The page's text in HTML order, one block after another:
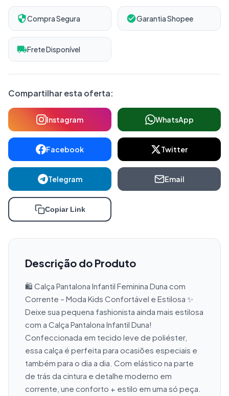
Compra Segura Garantia Shopee
Frete Disponível
Compartilhar esta oferta:
Instagram WhatsApp
Facebook Twitter
Telegram Email
Copiar Link
Descrição do Produto
🛍️ Calça Pantalona Infantil Feminina Duna com
Corrente – Moda Kids Confortável e Estilosa ✨
Deixe sua pequena fashionista ainda mais estilosa
com a Calça Pantalona Infantil Duna!
Confeccionada em tecido leve de poliéster,
essa calça é perfeita para ocasiões especiais e
também para o dia a dia. Com elástico na parte
de trás da cintura e detalhe moderno em
corrente, une conforto + estilo em uma só peça.